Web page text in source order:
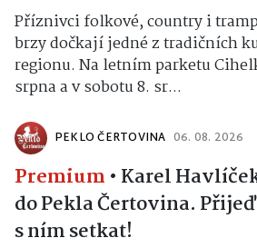
Příznivci folkové, country i
brzy dočkají jedné z tradičních
regionu. Na letním parketu
srpna a v sobotu 8. sr...
PEKLO ČERTOVINA 06. 08. 2026
Premium • Karel
do Pekla Čertovina.
s ním setkat!